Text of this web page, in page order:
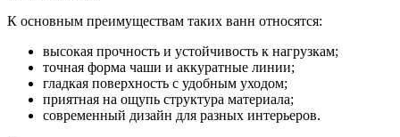
К основным преимуществам таких ванн относятся:
высокая прочность и устойчивость к нагрузкам;
точная форма чаши и аккуратные линии;
гладкая поверхность с удобным уходом;
приятная на ощупь структура материала;
современный дизайн для разных интерьеров.